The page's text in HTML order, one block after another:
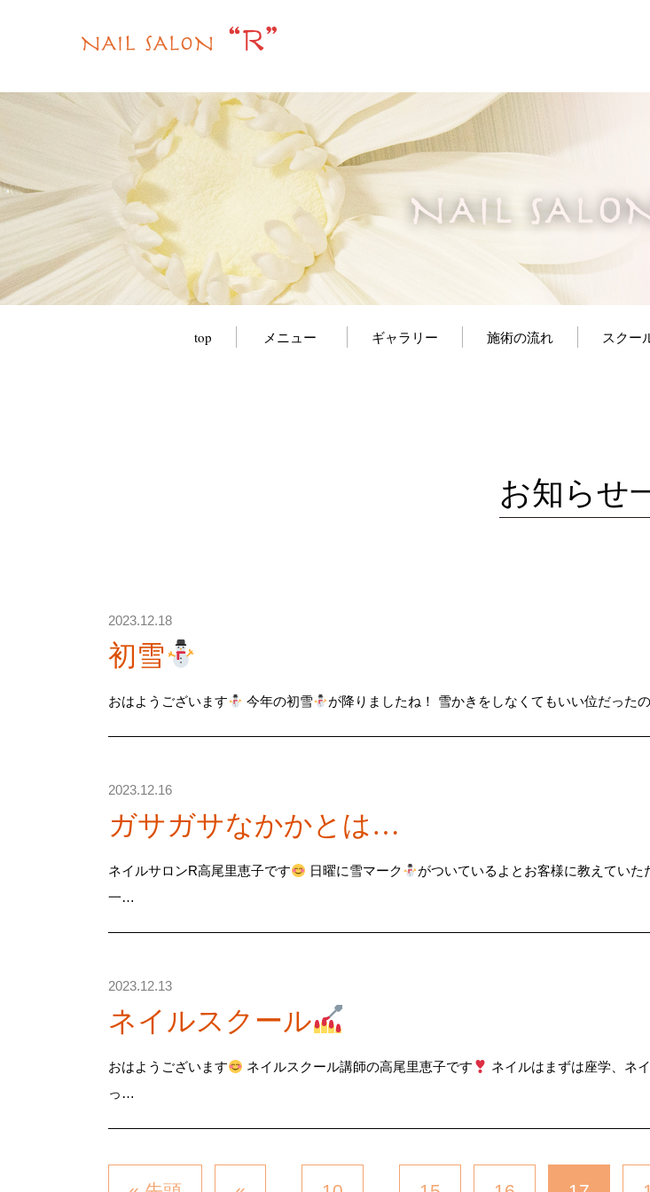
top メニュー ギャラリー 施術の流れ スクー
お知らせ
2023.12.18
初雪
おはようございます 今年の初雪 が降りましたね！ 雪かきをしなくてもいい位だった
2023.12.16
ガサガサなかかとは…
ネイルサロンR高尾里恵子です 日曜に雪マーク がついているよとお客様に教えてい
一…
2023.12.13
ネイルスクール
おはようございます ネイルスクール講師の高尾里恵子です
ネイルはまずは座学、ネ
っ…